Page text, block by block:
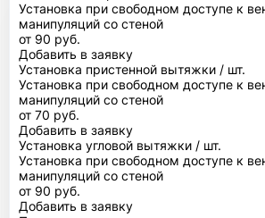
Установка при свободном доступе к
манипуляций со стеной
от 90 руб.
Добавить в заявку
Установка пристенной вытяжки / шт.
Установка при свободном доступе к
манипуляций со стеной
от 70 руб.
Добавить в заявку
Установка угловой вытяжки / шт.
Установка при свободном доступе к
манипуляций со стеной
от 90 руб.
Добавить в заявку